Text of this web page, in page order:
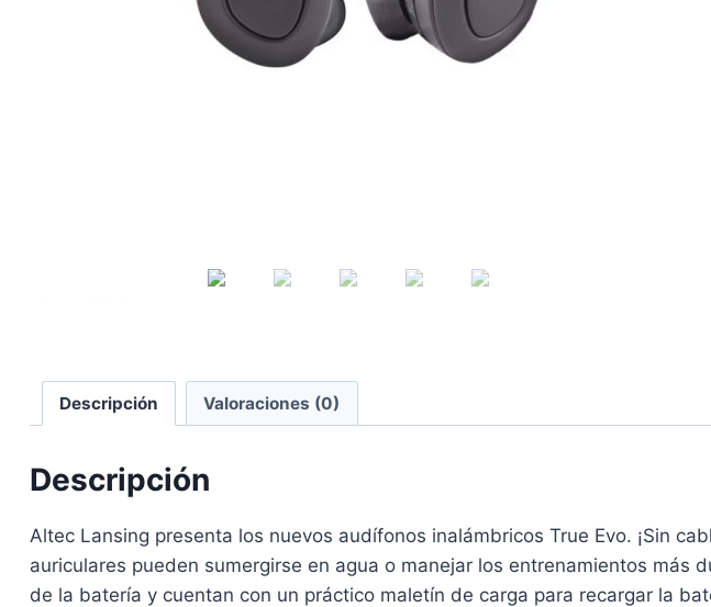
Descripción Valoraciones (0)
Descripción
Altec Lansing presenta los nuevos audífonos inalámbricos True Evo. ¡Sin
auriculares pueden sumergirse en agua o manejar los entrenamientos
de la batería y cuentan con un práctico maletín de carga para recargar la